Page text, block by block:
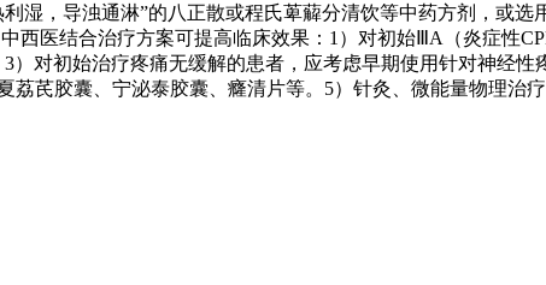
湿，导浊通淋”的八正散或程氏萆薢分清饮等中药方剂，或
西医结合治疗方案可提高临床效果：1）对初始ⅢA（炎症性
）对初始治疗疼痛无缓解的患者，应考虑早期使用针对神经
芪胶囊、宁泌泰胶囊、癃清片等。5）针灸、微能量物理治